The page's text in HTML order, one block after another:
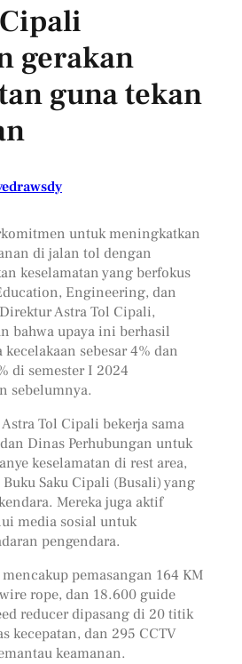
gerakan
guna tekan
untuk meningkatkan
di jalan tol dengan
keselamatan yang berfokus
Engineering, dan
Astra Tol Cipali,
bahwa upaya ini berhasil
sebesar 4% dan
di semester I 2024
sebelumnya.
Tol Cipali bekerja sama
Dinas Perhubungan untuk
keselamatan di rest area,
Saku Cipali (Busali) yang
Mereka juga aktif
media sosial untuk
pengendara.
pemasangan 164 KM
rope, dan 18.600 guide
reducer dipasang di 20 titik
kecepatan, dan 295 CCTV
keamanan.